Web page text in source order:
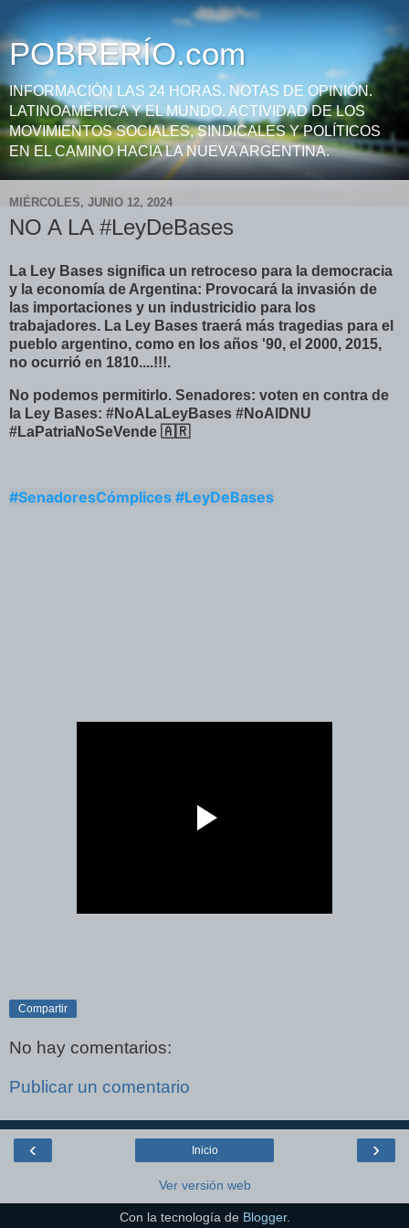
POBRERÍO.com
INFORMACIÓN LAS 24 HORAS. NOTAS DE OPINIÓN.
LATINOAMÉRICA Y EL MUNDO. ACTIVIDAD DE LOS
MOVIMIENTOS SOCIALES, SINDICALES Y POLÍTICOS
EN EL CAMINO HACIA LA NUEVA ARGENTINA.
MIÉRCOLES, JUNIO 12, 2024
NO A LA #LeyDeBases
La Ley Bases significa un retroceso para la democracia
y la economía de Argentina: Provocará la invasión de
las importaciones y un industricidio para los
trabajadores. La Ley Bases traerá más tragedias para el
pueblo argentino, como en los años '90, el 2000, 2015,
no ocurrió en 1810....!!!.
No podemos permitirlo. Senadores: voten en contra de
la Ley Bases: #NoALaLeyBases #NoAlDNU
#LaPatriaNoSeVende 🇦🇷
#SenadoresCómplices #LeyDeBases
Compartir
No hay comentarios:
Publicar un comentario
‹ ›
Inicio
Ver versión web
Con la tecnología de Blogger.